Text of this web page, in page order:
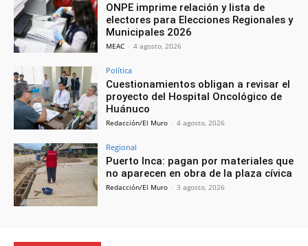
ONPE imprime relación y lista de
electores para Elecciones Regionales y
Municipales 2026
MEAC - 4 agosto, 2026
Política
Cuestionamientos obligan a revisar el
proyecto del Hospital Oncológico de
Huánuco
Redacción/El Muro - 4 agosto, 2026
Regional
Puerto Inca: pagan por materiales que
no aparecen en obra de la plaza cívica
Redacción/El Muro - 3 agosto, 2026